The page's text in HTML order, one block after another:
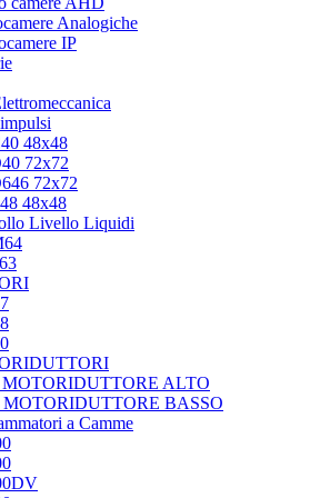
Analogiche
IP
48x48
72x72
72x72
48x48
Livello Liquidi
ALTO
BASSO
a Camme